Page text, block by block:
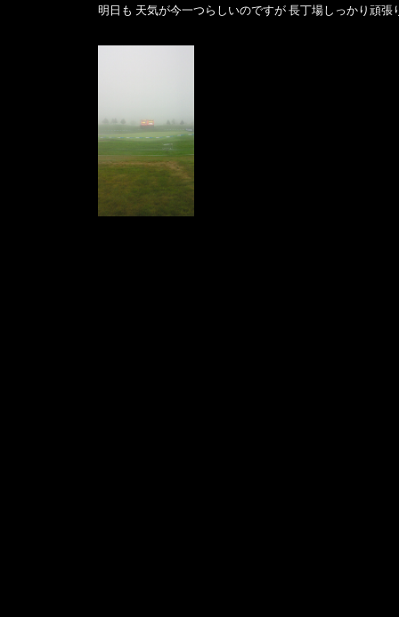
明日も 天気が今一つらしいのですが 長丁場しっかり頑張